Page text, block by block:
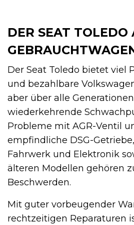
DER SEAT TOLEDO
Der Seat Toledo bietet viel
und bezahlbare
aber über alle
wiederkehrende
Probleme mit AGR-Ventil
empfindliche DSG-
Fahrwerk und Elektronik
älteren Modellen gehören
Beschwerden.
Mit guter vorbeugender
rechtzeitigen Reparaturen